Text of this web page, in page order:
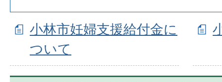
小林市妊婦支援給付金に
ついて